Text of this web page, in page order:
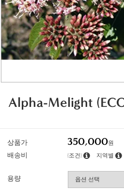
Alpha-Melight
상품가 350,000원
배송비 (조건) 지역별
용량